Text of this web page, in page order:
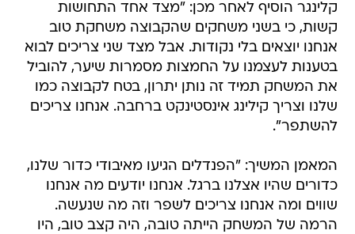
קלינגר הוסיף לאחר מכן: "מצד אחד התחושות
קשות, כי בשני משחקים שהקבוצה משחקת טוב
אנחנו יוצאים בלי נקודות. אבל מצד שני צריכים לבוא
בטענות לעצמנו על החמצות מסמרות שיער, להוביל
את המשחק תמיד זה נותן יתרון, בטח לקבוצה כמו
שלנו וצריך קילינג אינסטינקט ברחבה. אנחנו צריכים
להשתפר".
המאמן המשיך: "הפנדלים הגיעו מאיבודי כדור שלנו,
כדורים שהיו אצלנו ברגל. אנחנו יודעים מה אנחנו
שווים ומה אנחנו צריכים לשפר וזה מה שנעשה.
הרמה של המשחק הייתה טובה, היה קצב טוב, היו